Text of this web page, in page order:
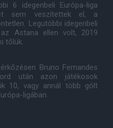
6 idegenbeli Európa-liga
sem veszítettek el, a
Legutóbbi idegenbeli
Astana ellen volt, 2019
tőlük.
Bruno Fernandes
után azon játékosok
10, vagy annál több gólt
ligában.